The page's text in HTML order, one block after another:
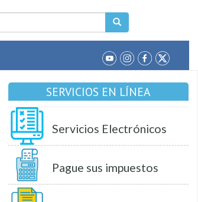
SERVICIOS EN LÍNEA
Servicios Electrónicos
Pague sus impuestos